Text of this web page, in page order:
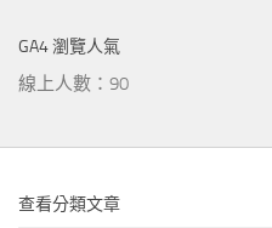
GA4 瀏覽人氣
線上人數：90
查看分類文章